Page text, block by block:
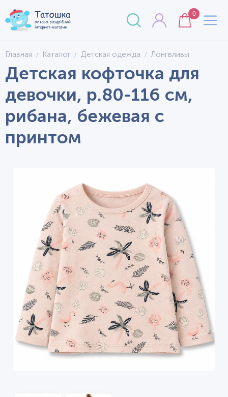
0
Главная Каталог Детская одежда Лонгвливы
Детская кофточка для
девочки, р.80-116 см,
рибана, бежевая с
принтом